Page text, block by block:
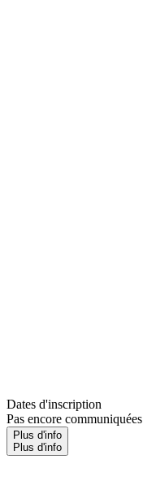
Dates d'inscription
Pas encore communiquées
Plus d'info
Plus d'info